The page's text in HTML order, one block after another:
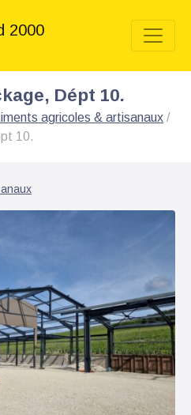
Dépt 10.
agricoles & artisanaux /
10.